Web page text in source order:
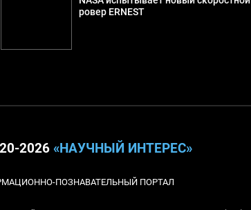
ровер ERNEST
2026 «НАУЧНЫЙ ИНТЕРЕС»
ПОЗНАВАТЕЛЬНЫЙ ПОРТАЛ